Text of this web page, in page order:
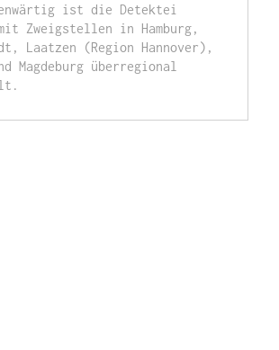
ist die Detektei
mit Zweigstellen in Hamburg,
Laatzen (Region Hannover),
Magdeburg überregional